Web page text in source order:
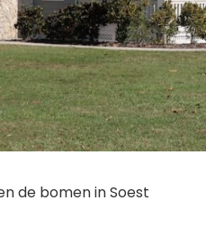
de bomen in Soest